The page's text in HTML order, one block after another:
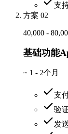
支
方案 02
40,000 -
基础功能
~ 1 - 2个月
支
验
发